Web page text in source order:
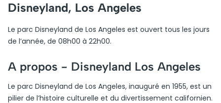
Disneyland, Los Angeles
Le parc Disneyland de Los Angeles est ouvert tous les jours
de l’année, de 08h00 à 22h00.
A propos - Disneyland Los Angeles
Le parc Disneyland de Los Angeles, inauguré en 1955, est un
pilier de l’histoire culturelle et du divertissement californien.